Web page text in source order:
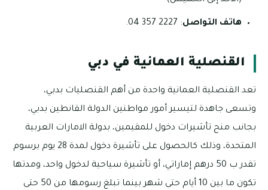
هاتف التواصل: 2227 357 04.
القنصلية العمانية في دبي
تعد القنصلية العمانية واحدة من أهم القنصليات بدبي،
وتسعى جاهدة لتيسير أمور مواطنين الدولة القانطين بدبي،
بجانب منح تأشيرات دخول للمقيمين، بدولة الامارات العربية
المتحدة، وذلك كالحصول على تأشيرة دخول لمدة 28 يوم برسوم
تقدر ب 50 درهم إماراتي، أو تأشيرة سياحية لدخول واحد، ومدتها
تكون ما بين 10 أيام حتى شهر بينما تبلغ رسومها من 50 حتى